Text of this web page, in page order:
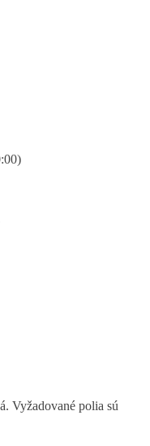
Vyžadované polia sú